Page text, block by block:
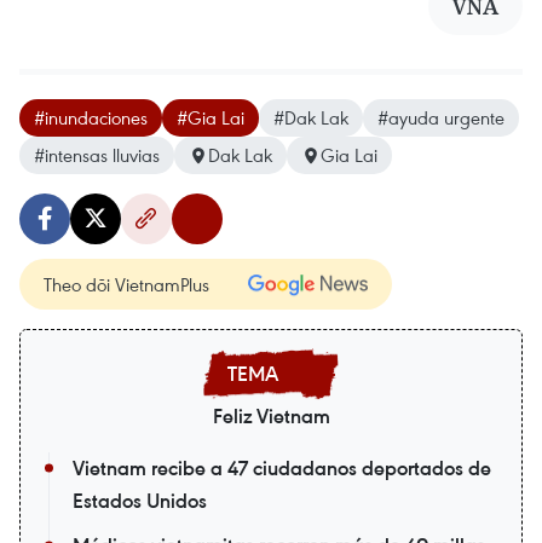
VNA
#inundaciones #Gia Lai #Dak Lak
#ayuda urgente
#intensas lluvias
Dak Lak Gia Lai
Theo dõi VietnamPlus
Feliz Vietnam
Vietnam recibe a 47 ciudadanos deportados de
Estados Unidos